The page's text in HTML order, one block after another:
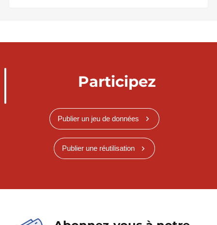
Participez
Publier un jeu de données
Publier une réutilisation